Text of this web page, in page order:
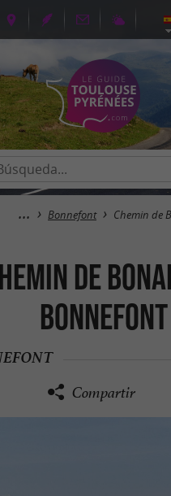
Bonnefont Chemin de
de
Bonnefont
Compartir